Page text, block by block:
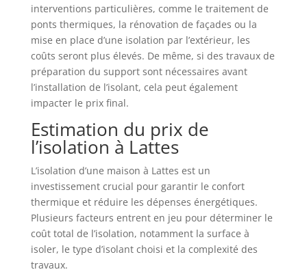
interventions particulières, comme le traitement de
ponts thermiques, la rénovation de façades ou la
mise en place d’une isolation par l’extérieur, les
coûts seront plus élevés. De même, si des travaux de
préparation du support sont nécessaires avant
l’installation de l’isolant, cela peut également
impacter le prix final.
Estimation du prix de
l’isolation à Lattes
L’isolation d’une maison à Lattes est un
investissement crucial pour garantir le confort
thermique et réduire les dépenses énergétiques.
Plusieurs facteurs entrent en jeu pour déterminer le
coût total de l’isolation, notamment la surface à
isoler, le type d’isolant choisi et la complexité des
travaux.